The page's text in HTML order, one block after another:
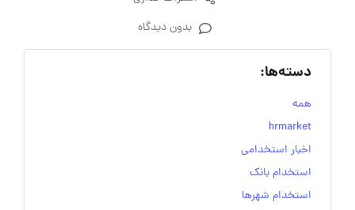
بدون دیدگاه
دسته‌ها:
همه
hrmarket
اخبار استخدامی
استخدام بانک
استخدام شهرها